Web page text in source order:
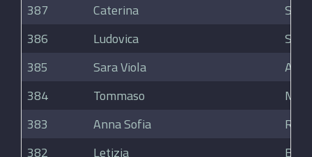
387
Caterina
386
Ludovica
Silvi
385
Sara Viola
384
Tommaso
383
Anna Sofia
382
Letizia